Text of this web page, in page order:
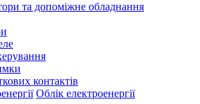
та допоміжне обладнання
контактів
Облік електроенергії